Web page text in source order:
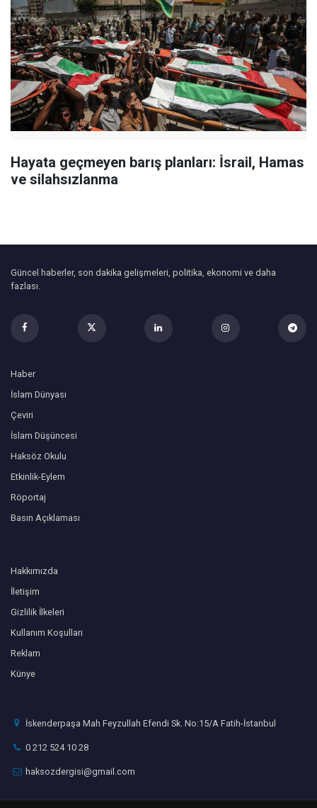
Hayata geçmeyen barış planları: İsrail, Hamas
ve silahsızlanma
Güncel haberler, son dakika gelişmeleri, politika, ekonomi ve daha
fazlası.
Haber
İslam Dünyası
Çeviri
İslam Düşüncesi
Haksöz Okulu
Etkinlik-Eylem
Röportaj
Basın Açıklaması
Hakkımızda
İletişim
Gizlilik İlkeleri
Kullanım Koşulları
Reklam
Künye
İskenderpaşa Mah Feyzullah Efendi Sk. No:15/A Fatih-İstanbul
0 212 524 10 28
haksozdergisi@gmail.com